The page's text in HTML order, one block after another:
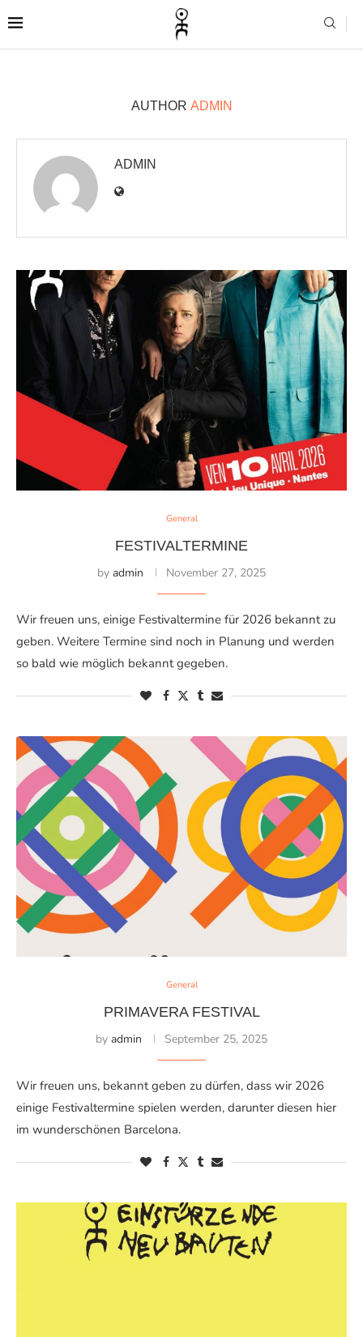
AUTHOR ADMIN
ADMIN
General
FESTIVALTERMINE
by admin November 27, 2025
Wir freuen uns, einige Festivaltermine für 2026 bekannt zu
geben. Weitere Termine sind noch in Planung und werden
so bald wie möglich bekannt gegeben.
General
PRIMAVERA FESTIVAL
by admin September 25, 2025
Wir freuen uns, bekannt geben zu dürfen, dass wir 2026
einige Festivaltermine spielen werden, darunter diesen hier
im wunderschönen Barcelona.